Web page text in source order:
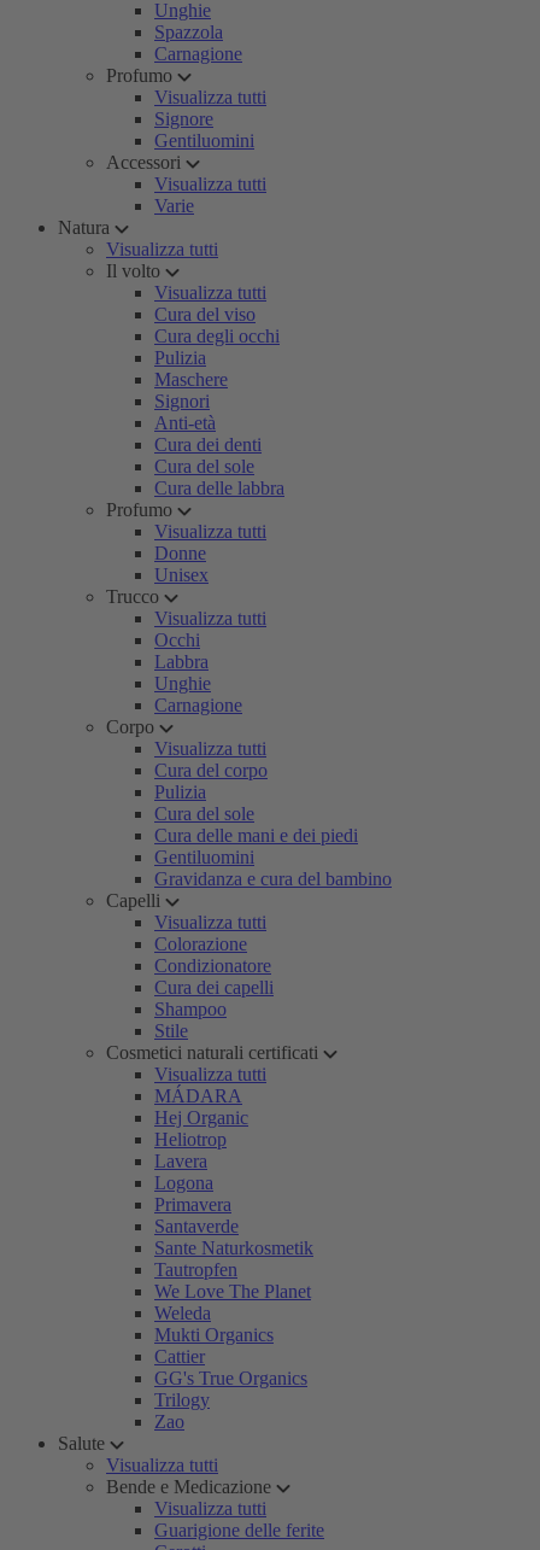
Unghie
Spazzola
Carnagione
Profumo
Visualizza tutti
Signore
Gentiluomini
Accessori
Visualizza tutti
Varie
Natura
Visualizza tutti
Il volto
Visualizza tutti
Cura del viso
Cura degli occhi
Pulizia
Maschere
Signori
Anti-età
Cura dei denti
Cura del sole
Cura delle labbra
Profumo
Visualizza tutti
Donne
Unisex
Trucco
Visualizza tutti
Occhi
Labbra
Unghie
Carnagione
Corpo
Visualizza tutti
Cura del corpo
Pulizia
Cura del sole
Cura delle mani e dei piedi
Gentiluomini
Gravidanza e cura del bambino
Capelli
Visualizza tutti
Colorazione
Condizionatore
Cura dei capelli
Shampoo
Stile
Cosmetici naturali certificati
Visualizza tutti
MÁDARA
Hej Organic
Heliotrop
Lavera
Logona
Primavera
Santaverde
Sante Naturkosmetik
Tautropfen
We Love The Planet
Weleda
Mukti Organics
Cattier
GG's True Organics
Trilogy
Zao
Salute
Visualizza tutti
Bende e Medicazione
Visualizza tutti
Guarigione delle ferite